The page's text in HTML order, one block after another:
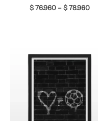
$76.960 –$78.960
de